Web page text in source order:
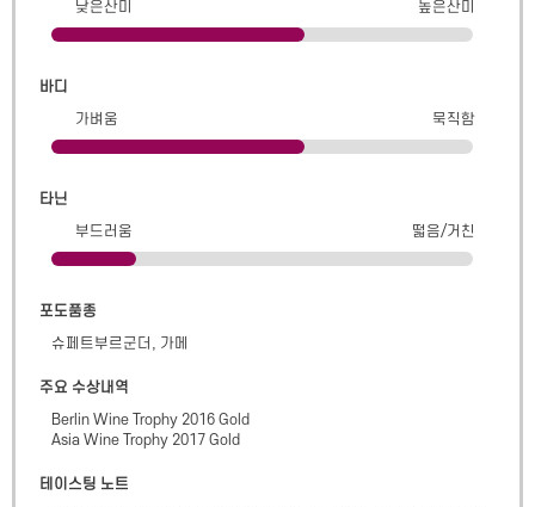
낮은산미 높은산미
바디
가벼움
묵직함
타닌
부드러움
떫음/거친
포도품종
슈페트부르군더, 가메
주요 수상내역
Berlin Wine Trophy 2016 Gold
Asia Wine Trophy 2017 Gold
테이스팅 노트